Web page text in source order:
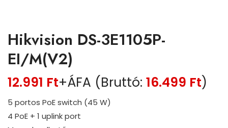
Hikvision DS-3E1105P-
EI/M(V2)
12.991 Ft+ÁFA (Bruttó: 16.499 Ft)
5 portos PoE switch (45 W)
4 PoE + 1 uplink port